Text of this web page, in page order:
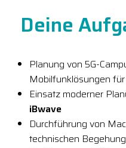
Deine
Planung von 5G-
Mobilfunklösungen
Einsatz moderner
iBwave
Durchführung von
technischen